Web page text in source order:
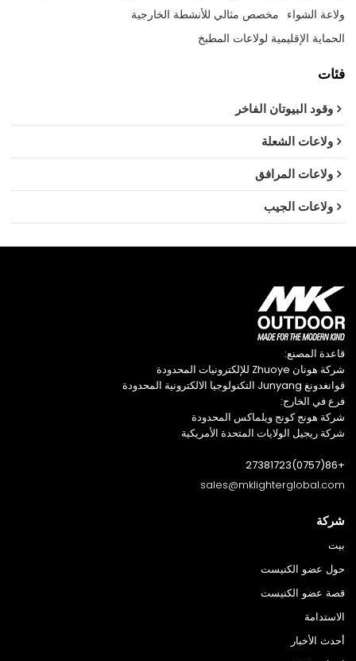
ولاعة الشواء مخصص مثالي للأنشطة الخارجية
الحماية الإقليمية لولاعات المطبخ
فئات
وقود البيوتان الفاخر
ولاعات الشعلة
ولاعات المرافق
ولاعات الجيب
قاعدة المصنع:
شركة هونان Zhuoye للإلكترونيات المحدودة
قوانغدونغ Junyang التكنولوجيا الالكترونية المحدودة
فرع في الخارج:
شركة هونج كونج ويلماكس المحدودة
شركة ريجيل الولايات المتحدة الأمريكية
+86(0757)27381723
sales@mklighterglobal.com
شركة
بيت
حول عضو الكنيست
قصة عضو الكنيست
الاستدامة
أحدث الأخبار